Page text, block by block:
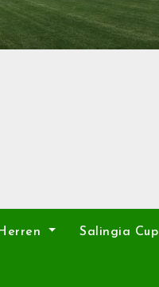
Salingia Cup